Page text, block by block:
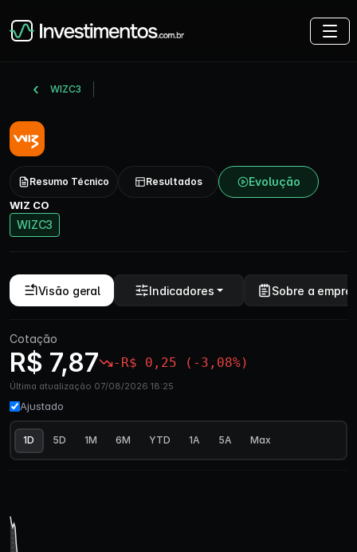
WIZC3
Resumo Técnico Resultados Evolução
WIZ CO
WIZC3
Visão geral Indicadores Sobre a
Cotação
R$ 7,87 -R$ 0,25 (-3,08%)
Última atualização 07/08/2026 18:25
Ajustado
1D 5D 1M 6M YTD 1A 5A Max